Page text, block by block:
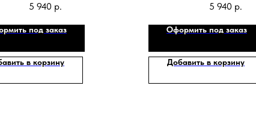
5 940 р.
под заказ
в корзину
5 940 р.
Оформить под заказ
Добавить в корзину